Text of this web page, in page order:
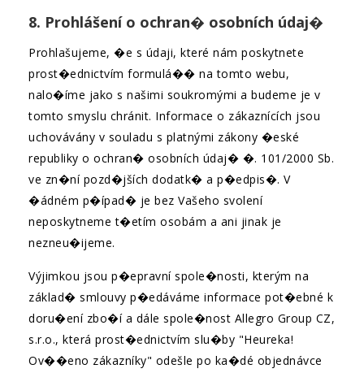
8. Prohlášení o ochran� osobních údaj�
Prohlašujeme, �e s údaji, které nám poskytnete
prost�ednictvím formulá�� na tomto webu,
nalo�íme jako s našimi soukromými a budeme je v
tomto smyslu chránit. Informace o zákaznících jsou
uchovávány v souladu s platnými zákony �eské
republiky o ochran� osobních údaj� �. 101/2000 Sb.
ve zn�ní pozd�jších dodatk� a p�edpis�. V
�ádném p�ípad� je bez Vašeho svolení
neposkytneme t�etím osobám a ani jinak je
nezneu�ijeme.
Výjimkou jsou p�epravní spole�nosti, kterým na
základ� smlouvy p�edáváme informace pot�ebné k
doru�ení zbo�í a dále spole�nost Allegro Group CZ,
s.r.o., která prost�ednictvím slu�by "Heureka!
Ov��eno zákazníky" odešle po ka�dé objednávce